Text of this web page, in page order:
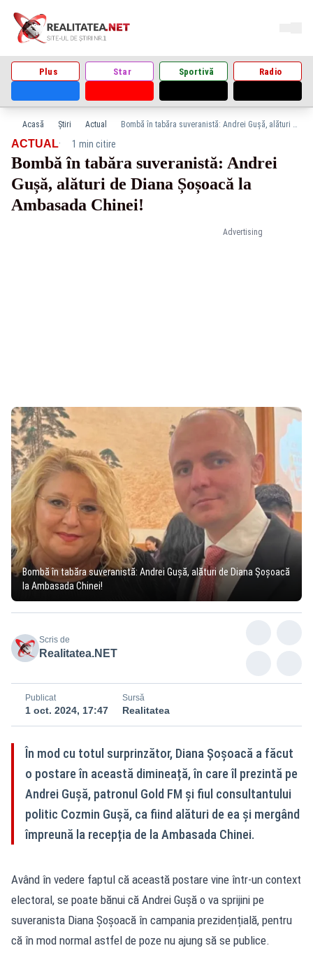
Plus Star Sportivă Radio
Acasă Știri Actual Bombă în tabăra suveranistă: Andrei Gușă, alături de Diana Șoșoacă la Ambasada Chinei!
Advertising
ACTUAL· 1 min citire
Bombă în tabăra suveranistă: Andrei
Gușă, alături de Diana Șoșoacă la
Ambasada Chinei!
Bombă în tabăra suveranistă: Andrei Gușă, alături de Diana Șoșoacă
la Ambasada Chinei!
Scris de
Realitatea.NET
Publicat
1 oct. 2024, 17:47
Sursă
Realitatea
În mod cu totul surprinzător, Diana Șoșoacă a făcut
o postare în această dimineață, în care îl prezintă pe
Andrei Gușă, patronul Gold FM și fiul consultantului
politic Cozmin Gușă, ca fiind alături de ea și mergând
împreună la recepția de la Ambasada Chinei.
Având în vedere faptul că această postare vine într-un context
electoral, se poate bănui că Andrei Gușă o va sprijini pe
suveranista Diana Șoșoacă în campania prezidențială, pentru
că în mod normal astfel de poze nu ajung să se publice.